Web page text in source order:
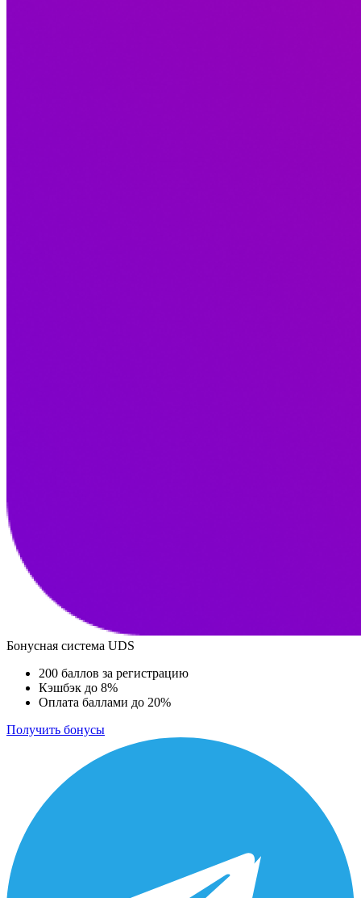
Бонусная система UDS
200 баллов за регистрацию
Кэшбэк до 8%
Оплата баллами до 20%
Получить бонусы